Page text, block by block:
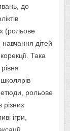
до
(рольове
навчання дітей
Така
етюди, рольове
ігри,